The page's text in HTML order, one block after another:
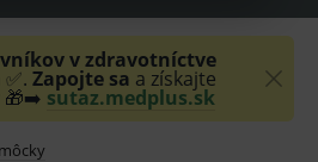
v zdravotníctve
Zapojte sa a získajte
🎁➡️ sutaz.medplus.sk